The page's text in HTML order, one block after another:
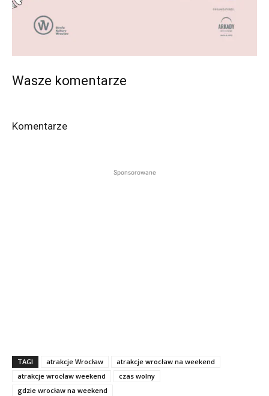
Wasze komentarze
Komentarze
Sponsorowane
TAGI atrakcje Wrocław
atrakcje wrocław na weekend
atrakcje wrocław weekend
czas wolny
gdzie wrocław na weekend